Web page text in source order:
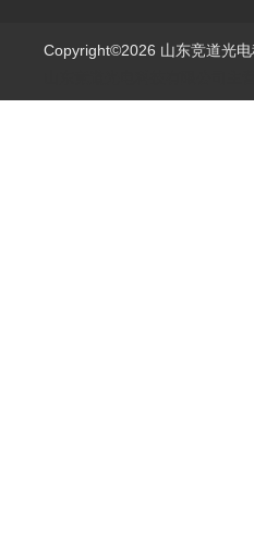
Copyright©2026 山东竞道光